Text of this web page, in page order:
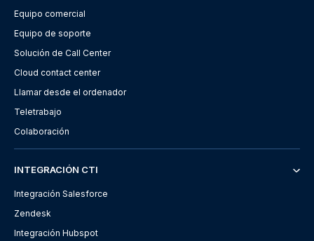
Equipo comercial
Equipo de soporte
Solución de Call Center
Cloud contact center
Llamar desde el ordenador
Teletrabajo
Colaboración
INTEGRACIÓN CTI
Integración Salesforce
Zendesk
Integración Hubspot